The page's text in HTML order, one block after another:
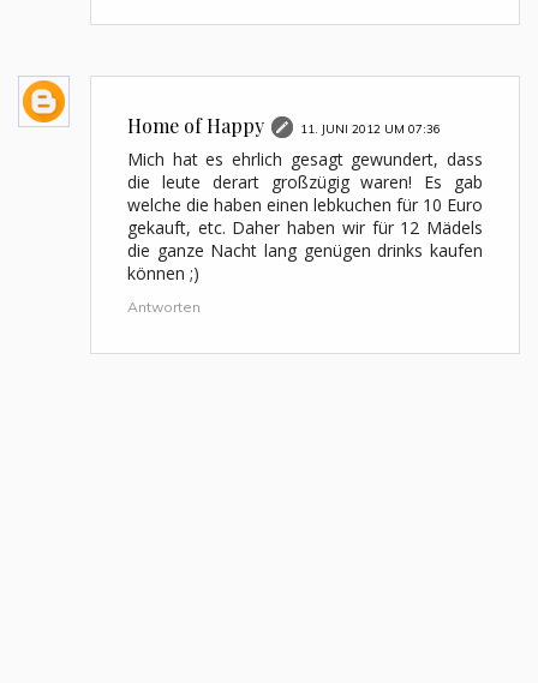
Home of Happy 11. JUNI 2012 UM 07:36
Mich hat es ehrlich gesagt gewundert, dass
die leute derart großzügig waren! Es gab
welche die haben einen lebkuchen für 10 Euro
gekauft, etc. Daher haben wir für 12 Mädels
die ganze Nacht lang genügen drinks kaufen
können ;)
Antworten